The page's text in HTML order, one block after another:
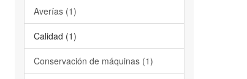
Averías (1)
Calidad (1)
Conservación de máquinas (1)